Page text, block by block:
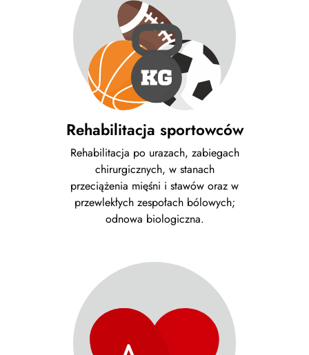
Rehabilitacja sportowców
Rehabilitacja po urazach, zabiegach
chirurgicznych, w stanach
przeciążenia mięśni i stawów oraz w
przewlekłych zespołach bólowych;
odnowa biologiczna.